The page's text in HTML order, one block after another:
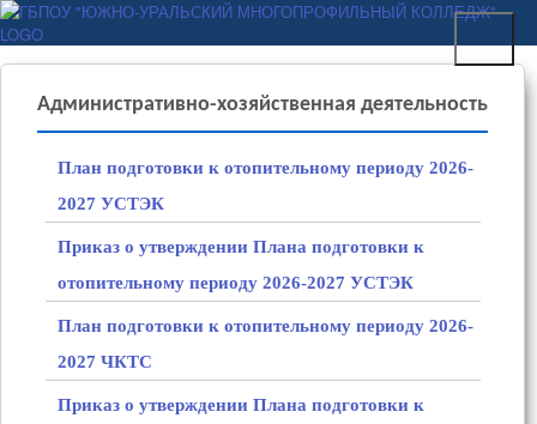
Перейти к основному
содержанию
ГБПОУ "ЮЖНО-
УРАЛЬСКИЙ
МНОГОПРОФИЛЬНЫЙ
КОЛЛЕДЖ"
Административно-хозяйственная деятельность
План подготовки к отопительному периоду 2026-
2027 УСТЭК
Приказ о утверждении Плана подготовки к
отопительному периоду 2026-2027 УСТЭК
План подготовки к отопительному периоду 2026-
2027 ЧКТС
Приказ о утверждении Плана подготовки к